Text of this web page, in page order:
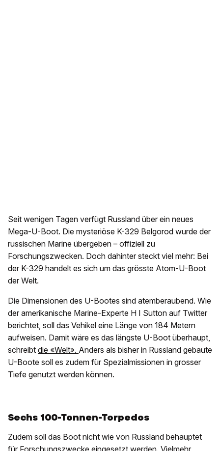
Seit wenigen Tagen verfügt Russland über ein neues
Mega-U-Boot. Die mysteriöse K-329 Belgorod wurde der
russischen Marine übergeben – offiziell zu
Forschungszwecken. Doch dahinter steckt viel mehr: Bei
der K-329 handelt es sich um das grösste Atom-U-Boot
der Welt.
Die Dimensionen des U-Bootes sind atemberaubend. Wie
der amerikanische Marine-Experte H I Sutton auf Twitter
berichtet, soll das Vehikel eine Länge von 184 Metern
aufweisen. Damit wäre es das längste U-Boot überhaupt,
schreibt die «Welt». Anders als bisher in Russland gebaute
U-Boote soll es zudem für Spezialmissionen in grosser
Tiefe genutzt werden können.
Sechs 100-Tonnen-Torpedos
Zudem soll das Boot nicht wie von Russland behauptet